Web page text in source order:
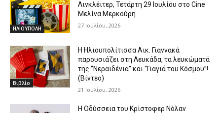
ΗΛΙΟΥΠΟΛΗ
Λινκλέιτερ, Τετάρτη 29 Ιουλίου στο Cine
Μελίνα Μερκούρη
27 Ιουλίου, 2026
Βιβλίο
Η Ηλιουπολίτισσα Αικ. Γιαννακά
παρουσιάζει στη Λευκάδα, τα λευκώματά
της “Νεραϊδένια” και “Γιαγιά του Κόσμου”!
(Βίντεο)
21 Ιουλίου, 2026
Η Οδύσσεια του Κρίστοφερ Νόλαν